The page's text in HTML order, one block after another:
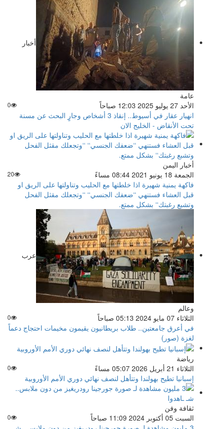
أخبار
عامة
الأحد 27 يوليو 2025 12:03 صباحاً
0
انهيار عقار في أسيوط.. إنقاذ 3 أشخاص وجارٍ البحث عن مسنة
تحت الأنقاض - الخليج الان
أخبار اليمن
الجمعة 18 يونيو 2021 08:44 مساءً
20
فاكهة يمنية شهيرة اذا خلطتها مع الحليب وتناولتها على الريق او
قبل العشاء فستنهي ‘‘ضعفك الجنسي‘‘ ‘‘وتجعلك مقثل الفحل
وتشبع رغبتك‘‘ بشكل ممتع.
عرب
وعالم
الثلاثاء 07 مايو 2024 05:13 صباحاً
0
في أعرق جامعتين.. طلاب بريطانيون يقيمون مخيمات احتجاج دعماً
لغزة (صور)
رياضة
الثلاثاء 21 أبريل 2026 05:07 مساءً
0
إسبانيا تطيح بهولندا وتتأهل لنصف نهائي دوري الأمم الأوروبية
ثقافة وفن
السبت 05 أكتوبر 2024 11:09 صباحاً
0